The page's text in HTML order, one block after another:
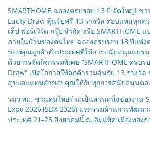
SMARTHOME ฉลองครบรอบ 13 ปี จัดใหญ่! ช
Lucky Draw ลุ้นรับฟรี 13 รางวัล ตอบแทนทุกค
เต็ป ฟอร์เวิร์ด กรุ๊ป จำกัด หรือ SMARTHOME
ภายในบ้านของคนไทย ฉลองครบรอบ 13 ปีแห่ง
ขอบคุณลูกค้าทั่วประเทศที่ให้การสนับสนุนแบรน
ด้วยการจัดกิจกรรมพิเศษ “SMARTHOME ครบร
Draw” เปิดโอกาสให้ลูกค้าร่วมลุ้นรับ 13 รางวัล
สุขและแทนคำขอบคุณให้กับทุกการสนับสนุนตล
รมว.พม. ชวนคนไทยร่วมเป็นส่วนหนึ่งของงาน
Expo 2026 (SDX 2026) มหกรรมด้านการพัฒน
ประเทศ 21–23 สิงหาคมนี้ ณ อิมแพ็ค เมืองทอง